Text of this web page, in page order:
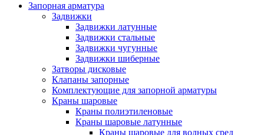
Запорная арматура
Задвижки
Задвижки латунные
Задвижки стальные
Задвижки чугунные
Задвижки шиберные
Затворы дисковые
Клапаны запорные
Комплектующие для запорной арматуры
Краны шаровые
Краны полиэтиленовые
Краны шаровые латунные
Краны шаровые для водных сред